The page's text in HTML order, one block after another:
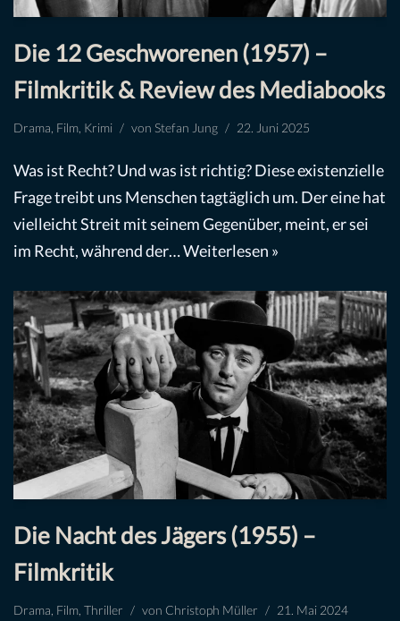
Die 12 Geschworenen (1957) –
Filmkritik & Review des Mediabooks
Drama, Film, Krimi von Stefan Jung 22. Juni 2025
Was ist Recht? Und was ist richtig? Diese existenzielle
Frage treibt uns Menschen tagtäglich um. Der eine hat
vielleicht Streit mit seinem Gegenüber, meint, er sei
im Recht, während der…Weiterlesen »
Die Nacht des Jägers (1955) –
Filmkritik
Drama, Film, Thriller von Christoph Müller 21. Mai 2024